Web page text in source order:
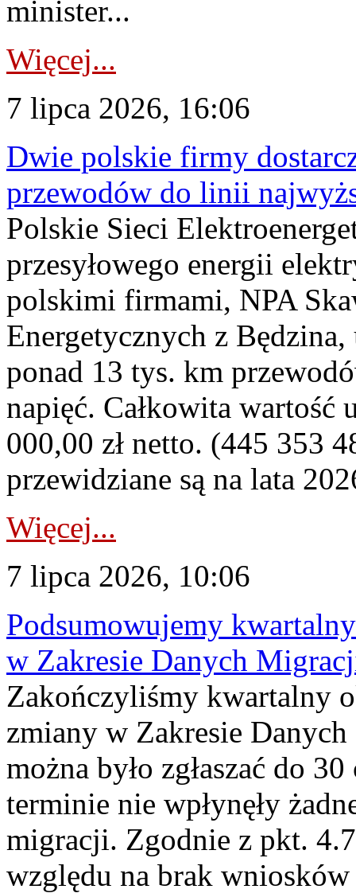
minister...
Więcej...
7 lipca 2026, 16:06
Dwie polskie firmy
przewodów do linii
Polskie Sieci
przesyłowego energii
polskimi firmami, NPA
Energetycznych z
ponad 13 tys. km
napięć. Całkowita
000,00 zł netto. (445 353
przewidziane są na lata
Więcej...
7 lipca 2026, 10:06
Podsumowujemy
w Zakresie Danych
Zakończyliśmy kwartalny
zmiany w Zakresie
można było zgłaszać do
terminie nie wpłynęły
migracji. Zgodnie z pkt.
względu na brak